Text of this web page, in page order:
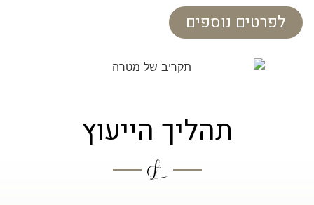
לפרטים נוספים
תהליך הייעוץ